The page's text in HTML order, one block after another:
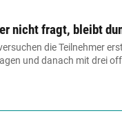
nicht fragt, bleibt
die Teilnehmer
und danach mit drei